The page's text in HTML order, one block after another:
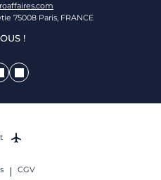
75008 Paris, FRANCE
!
CGV